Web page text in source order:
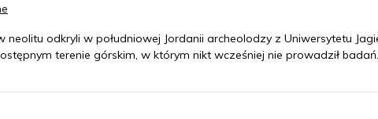
neolitu odkryli w południowej Jordanii archeolodzy z Uniwersytetu
terenie górskim, w którym nikt wcześniej nie prowadził badań.